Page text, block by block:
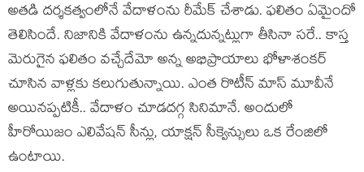
అత‌డి ద‌ర్శ‌క‌త్వంలోనే వేదాళంను రీమేక్ చేశాడు. ఫ‌లితం ఏమైందో
తెలిసిందే. నిజానికి వేదాళంను ఉన్న‌దున్న‌ట్లుగా తీసినా స‌రే.. కాస్త
మెరుగైన ఫ‌లితం వ‌చ్చేదేమో అన్న అభిప్రాయాలు భోళాశంక‌ర్
చూసిన వాళ్ల‌కు క‌లుగుతున్నాయి. ఎంత రొటీన్ మాస్ మూవీనే
అయిన‌ప్ప‌టికీ.. వేదాళం చూడ‌ద‌గ్గ సినిమానే. అందులో
హీరోయిజం ఎలివేష‌న్ సీన్లు, యాక్ష‌న్ సీక్వెన్సులు ఒక రేంజిలో
ఉంటాయి.